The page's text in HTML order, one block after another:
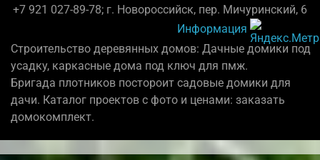
+7 921 027-89-78; г. Новороссийск, пер. Мичуринский, 6
Информация
Строительство деревянных домов: Дачные домики под
усадку, каркасные дома под ключ для пмж.
Бригада плотников постороит садовые домики для
дачи. Каталог проектов с фото и ценами: заказать
домокомплект.